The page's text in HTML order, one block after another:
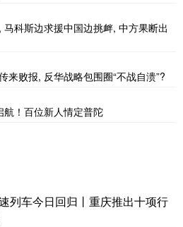
科斯边求援中国边挑衅, 中方果断出
来败报, 反华战略包围圈“不战自溃”?
！百位新人情定普陀
列车今日回归丨重庆推出十项行